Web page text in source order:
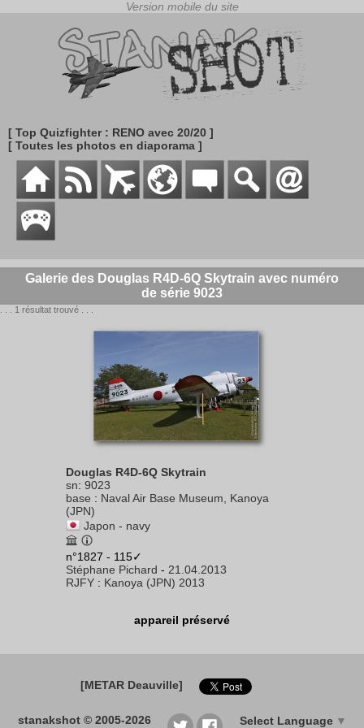
[ Top Quizfighter : RENO avec 20/20 ]
[ Toutes les photos en diaporama ]
Galerie des Douglas R4D-6Q Skytrain avec numéro
de série 9023
. . . 1 résultat trouvé . . .
Douglas R4D-6Q Skytrain
sn: 9023
base : Naval Air Base Museum, Kanoya
(JPN)
Japon - navy
n°1827 - 115✓
Stéphane Pichard - 21.04.2013
RJFY : Kanoya (JPN) 2013
appareil préservé
[METAR Deauville]
stanakshot © 2005-2026 Select Language ▼